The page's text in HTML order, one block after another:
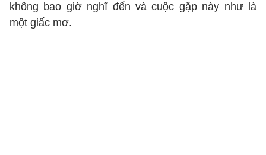
không bao giờ nghĩ đến và cuộc gặp này như là
một giấc mơ.